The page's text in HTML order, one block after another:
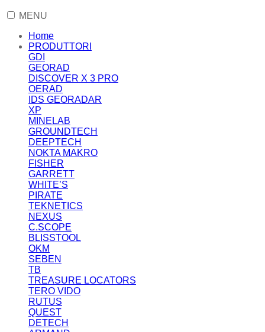
MENU
Home
PRODUTTORI
GDI
GEORAD
DISCOVER X 3 PRO
OERAD
IDS GEORADAR
XP
MINELAB
GROUNDTECH
DEEPTECH
NOKTA MAKRO
FISHER
GARRETT
WHITE’S
PIRATE
TEKNETICS
NEXUS
C.SCOPE
BLISSTOOL
OKM
SEBEN
TB
TREASURE LOCATORS
TERO VIDO
RUTUS
QUEST
DETECH